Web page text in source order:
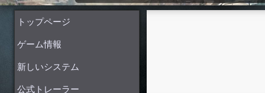
トップページ
ゲーム情報
新しいシステム
公式トレーラー